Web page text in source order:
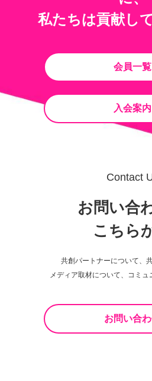
私たちは貢献し
会員一覧
入会案内
Contact
お問い合
こちら
共創パートナーについて、
メディア取材について、コミ
お問い合